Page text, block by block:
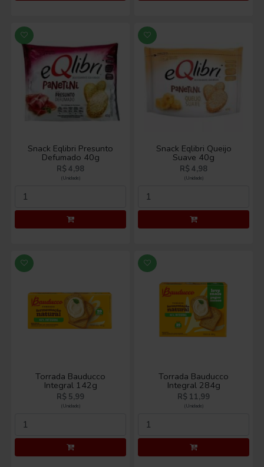
Snack Eqlibri Presunto
Defumado 40g
R$ 4,98
(Unidade)
Snack Eqlibri Queijo
Suave 40g
R$ 4,98
(Unidade)
Torrada Bauducco
Integral 142g
R$ 5,99
(Unidade)
Torrada Bauducco
Integral 284g
R$ 11,99
(Unidade)